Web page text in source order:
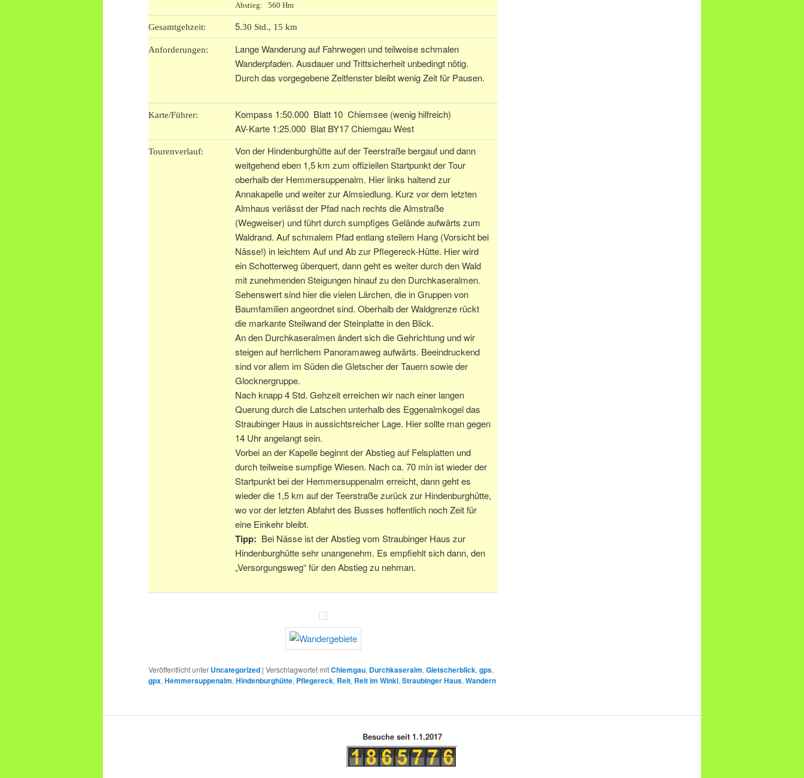
Abstieg: 560 Hm
Gesamtgehzeit: 5.30 Std., 15 km
Anforderungen:
Lange Wanderung auf Fahrwegen und teilweise schmalen
Wanderpfaden. Ausdauer und Trittsicherheit unbedingt nötig.
Durch das vorgegebene Zeitfenster bleibt wenig Zeit für Pausen.
Karte/Führer:
Kompass 1:50.000 Blatt 10 Chiemsee (wenig hilfreich)
AV-Karte 1:25.000 Blat BY17 Chiemgau West
Tourenverlauf:
Von der Hindenburghütte auf der Teerstraße bergauf und dann
weitgehend eben 1,5 km zum offiziellen Startpunkt der Tour
oberhalb der Hemmersuppenalm. Hier links haltend zur
Annakapelle und weiter zur Almsiedlung. Kurz vor dem letzten
Almhaus verlässt der Pfad nach rechts die Almstraße
(Wegweiser) und führt durch sumpfiges Gelände aufwärts zum
Waldrand. Auf schmalem Pfad entlang steilem Hang (Vorsicht bei
Nässe!) in leichtem Auf und Ab zur Pflegereck-Hütte. Hier wird
ein Schotterweg überquert, dann geht es weiter durch den Wald
mit zunehmenden Steigungen hinauf zu den Durchkaseralmen.
Sehenswert sind hier die vielen Lärchen, die in Gruppen von
Baumfamilien angeordnet sind. Oberhalb der Waldgrenze rückt
die markante Steilwand der Steinplatte in den Blick.
An den Durchkaseralmen ändert sich die Gehrichtung und wir
steigen auf herrlichem Panoramaweg aufwärts. Beeindruckend
sind vor allem im Süden die Gletscher der Tauern sowie der
Glocknergruppe.
Nach knapp 4 Std. Gehzeit erreichen wir nach einer langen
Querung durch die Latschen unterhalb des Eggenalmkogel das
Straubinger Haus in aussichtsreicher Lage. Hier sollte man gegen
14 Uhr angelangt sein.
Vorbei an der Kapelle beginnt der Abstieg auf Felsplatten und
durch teilweise sumpfige Wiesen. Nach ca. 70 min ist wieder der
Startpunkt bei der Hemmersuppenalm erreicht, dann geht es
wieder die 1,5 km auf der Teerstraße zurück zur Hindenburghütte,
wo vor der letzten Abfahrt des Busses hoffentlich noch Zeit für
eine Einkehr bleibt.
Tipp: Bei Nässe ist der Abstieg vom Straubinger Haus zur
Hindenburghütte sehr unangenehm. Es empfiehlt sich dann, den
„Versorgungsweg“ für den Abstieg zu nehman.
Veröffentlicht unter Uncategorized | Verschlagwortet mitChiemgau, Durchkaseralm, Gletscherblick, gps,
gpx, Hemmersuppenalm, Hindenburghütte, Pflegereck, Reit, Reit im Winkl, Straubinger Haus, Wandern
Besuche seit 1.1.2017